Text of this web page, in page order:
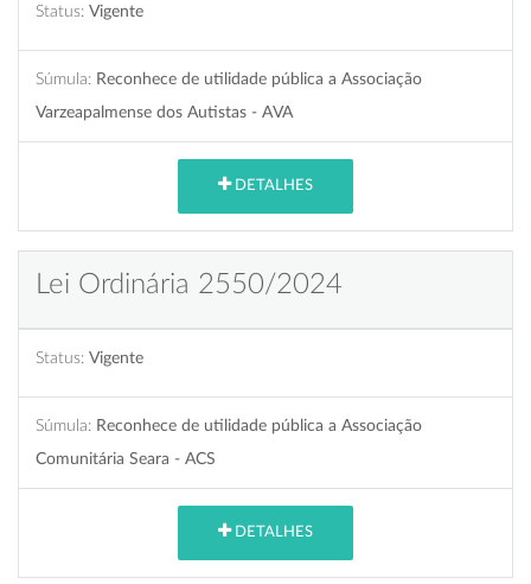
Status: Vigente
Súmula: Reconhece de utilidade pública a Associação
Varzeapalmense dos Autistas - AVA
DETALHES
Lei Ordinária 2550/2024
Status: Vigente
Súmula: Reconhece de utilidade pública a Associação
Comunitária Seara - ACS
DETALHES